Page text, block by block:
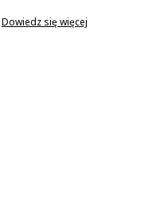
Dowiedz się więcej